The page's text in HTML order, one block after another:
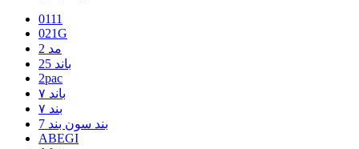
0111
021G
2 مد
25 باند
2pac
۷ باند
۷ بند
7 بند سون بند
ABEGI